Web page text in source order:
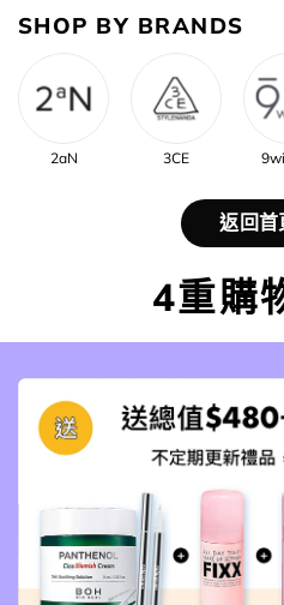
SHOP BY BRANDS
2aN 3CE
返回首
4重購